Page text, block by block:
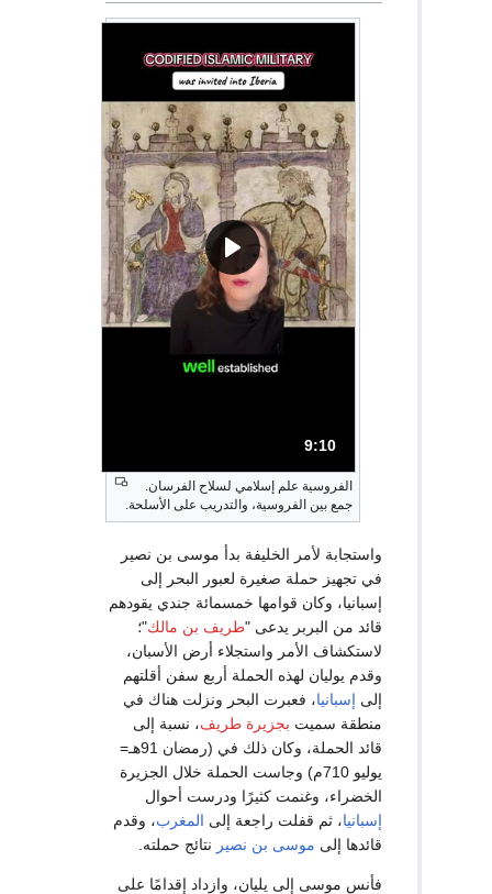
المدة: دقائق و 10 ثواني.
الفروسية علم إسلامي لسلاح الفرسان.
جمع بين الفروسية، والتدريب على الأسلحة.
واستجابة لأمر الخليفة بدأ موسى بن نصير
في تجهيز حملة صغيرة لعبور البحر إلى
إسبانيا، وكان قوامها خمسمائة جندي يقودهم
قائد من البربر يدعى "طريف بن مالك "؛
لاستكشاف الأمر واستجلاء أرض الأسبان،
وقدم يوليان لهذه الحملة أربع سفن أقلتهم
، فعبرت البحر ونزلت هناك في
منطقة سميتبجزيرة طريف، نسبة إلى
قائد الحملة، وكان ذلك في (رمضان 91هـ=
يوليو 710م) وجاست الحملة خلال الجزيرة
الخضراء، وغنمت كثيرًا ودرست أحوال
، ثم قفلت راجعة إلىالمغرب ، وقدم
موسى بن نصيرنتائج حملته.
فأنس موسى إلى يليان، وازداد إقدامًا على